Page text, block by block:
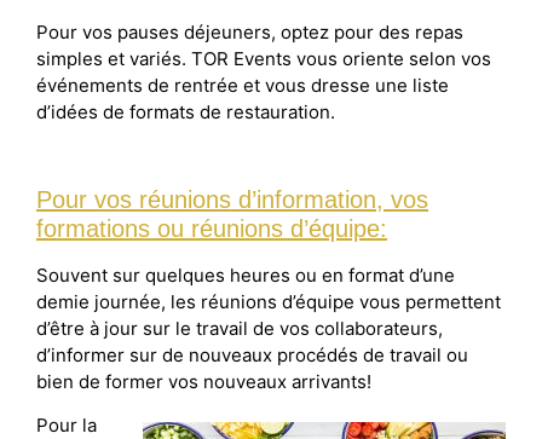
Pour vos pauses déjeuners, optez pour des repas
simples et variés. TOR Events vous oriente selon vos
événements de rentrée et vous dresse une liste
d’idées de formats de restauration.
Pour vos réunions d’information, vos
formations ou réunions d’équipe:
Souvent sur quelques heures ou en format d’une
demie journée, les réunions d’équipe vous permettent
d’être à jour sur le travail de vos collaborateurs,
d’informer sur de nouveaux procédés de travail ou
bien de former vos nouveaux arrivants!
Pour la